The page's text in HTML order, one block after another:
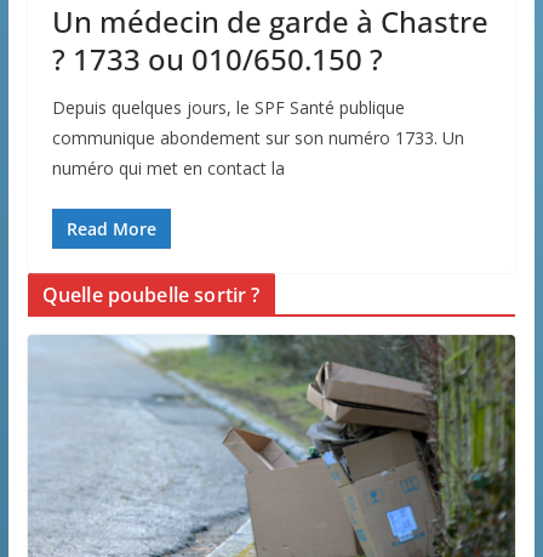
Un médecin de garde à Chastre
? 1733 ou 010/650.150 ?
Depuis quelques jours, le SPF Santé publique
communique abondement sur son numéro 1733. Un
numéro qui met en contact la
Read More
Quelle poubelle sortir ?